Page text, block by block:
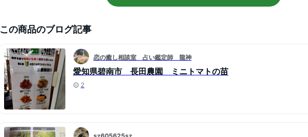
この商品のブログ記事
恋の癒し相談室 占い鑑定師 龍神
愛知県碧南市 長田農園 ミニトマトの苗
2
sz605625sz